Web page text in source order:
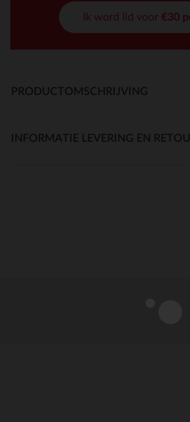
Ik word lid voor €30
PRODUCTOMSCHRIJVING
INFORMATIE LEVERING EN